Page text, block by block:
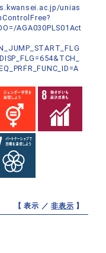
unias
AGA030PLS01Act
【 表示 ／非表示 】